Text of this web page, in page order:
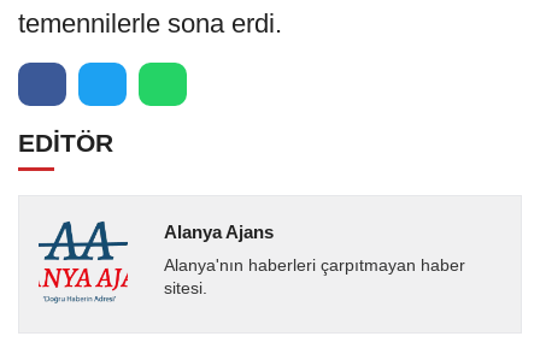
temennilerle sona erdi.
EDİTÖR
Alanya Ajans
Alanya'nın haberleri çarpıtmayan haber
sitesi.